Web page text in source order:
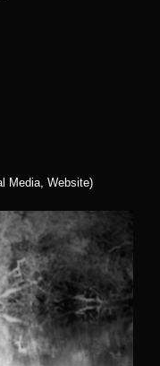
Media, Website)